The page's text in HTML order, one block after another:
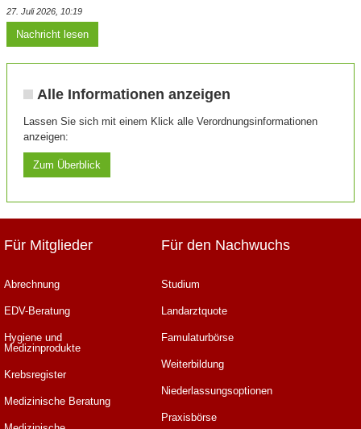
27. Juli 2026, 10:19
Nachricht lesen
Alle Informationen anzeigen
Lassen Sie sich mit einem Klick alle Verordnungsinformationen
anzeigen:
Zum Überblick
Für Mitglieder
Abrechnung
EDV-Beratung
Hygiene und
Medizinprodukte
Krebsregister
Medizinische Beratung
Für den Nachwuchs
Studium
Landarztquote
Famulaturbörse
Weiterbildung
Niederlassungsoptionen
Praxisbörse